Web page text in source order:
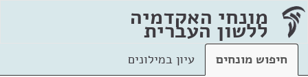
מונחי האקדמיה
ללשון העברית
חיפוש מונחים
עיון במילונים